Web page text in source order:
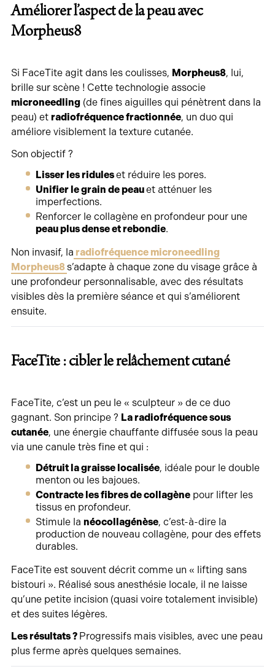
Améliorer l’aspect de la peau avec
Morpheus8
Si FaceTite agit dans les coulisses, Morpheus8, lui,
brille sur scène ! Cette technologie associe
microneedling(de fines aiguilles qui pénètrent dans la
peau) et radiofréquence fractionnée, un duo qui
améliore visiblement la texture cutanée.
Son objectif ?
Lisser les riduleset réduire les pores.
Unifier le grain de peauet atténuer les
imperfections.
Renforcer le collagène en profondeur pour une
peau plus dense et rebondie.
Non invasif, la radiofréquence microneedling
Morpheus8s’adapte à chaque zone du visage grâce à
une profondeur personnalisable, avec des résultats
visibles dès la première séance et qui s’améliorent
ensuite.
FaceTite : cibler le relâchement cutané
FaceTite, c’est un peu le « sculpteur » de ce duo
gagnant. Son principe ? La radiofréquence sous
cutanée, une énergie chauffante diffusée sous la peau
via une canule très fine et qui :
Détruit la graisse localisée, idéale pour le double
menton ou les bajoues.
Contracte les fibres de collagènepour lifter les
tissus en profondeur.
Stimule la néocollagénèse, c’est-à-dire la
production de nouveau collagène, pour des effets
durables.
FaceTite est souvent décrit comme un « lifting sans
bistouri ». Réalisé sous anesthésie locale, il ne laisse
qu’une petite incision (quasi voire totalement invisible)
et des suites légères.
Les résultats ? Progressifs mais visibles, avec une peau
plus ferme après quelques semaines.